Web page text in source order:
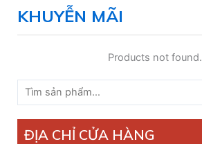
Tìm
kiếm:
ĐỊA CHỈ CỬA HÀNG
KHUYỄN MÃI
Products not found.